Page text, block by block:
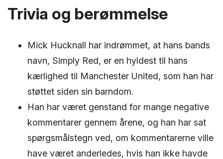
Trivia og berømmelse
Mick Hucknall har indrømmet, at hans bands
navn, Simply Red, er en hyldest til hans
kærlighed til Manchester United, som han har
støttet siden sin barndom.
Han har været genstand for mange negative
kommentarer gennem årene, og han har sat
spørgsmålstegn ved, om kommentarerne ville
have været anderledes, hvis han ikke havde